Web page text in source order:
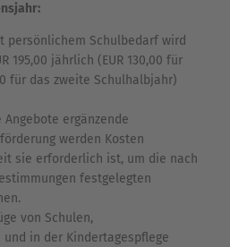
persönlichem Schulbedarf wird
195,00 jährlich (EUR 130,00 für
für das zweite Schulhalbjahr)
ergänzende
werden Kosten
sie erforderlich ist, um die nach
festgelegten
von Schulen,
in der Kindertagespflege